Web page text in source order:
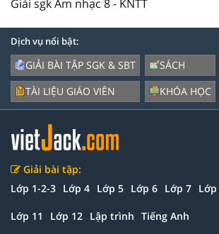
Giải sgk Âm nhạc 8 - KNTT
Dịch vụ nổi bật:
GIẢI BÀI TẬP SGK & SBT
TÀI LIỆU GIÁO VIÊN
SÁCH
KHÓA HỌC
Giải bài tập:
Lớp 1-2-3 Lớp 4 Lớp 5 Lớp 6 Lớp 7 Lớp
Lớp 11 Lớp 12 Lập trình Tiếng Anh